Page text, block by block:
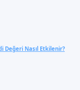
Değeri Nasıl Etkilenir?